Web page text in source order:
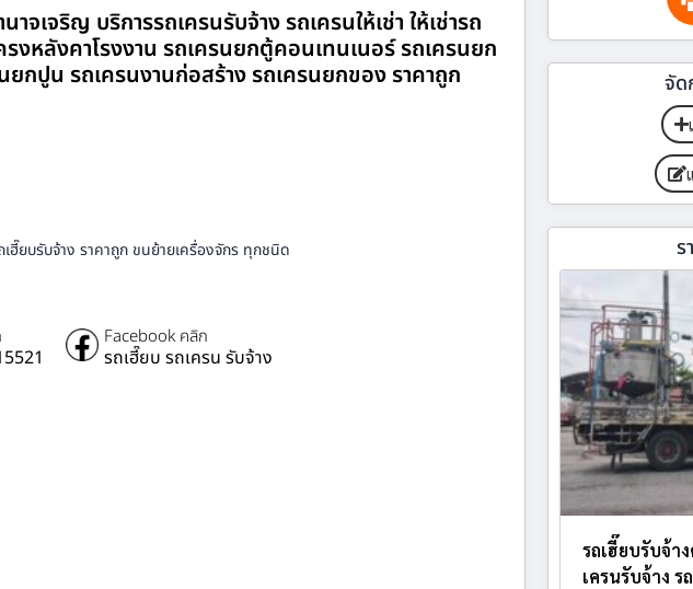
จเจริญ บริการรถเครนรับจ้าง รถเครนให้เช่า ให้เช่ารถ
รงหลังคาโรงงาน รถเครนยกตู้คอนเทนเนอร์ รถเครนยก
ยกปูน รถเครนงานก่อสร้าง รถเครนยกของ ราคาถูก
ฮี๊ยบรับจ้าง ราคาถูก ขนย้ายเครื่องจักร ทุกชนิด
Facebook คลิก
รถเฮี๊ยบ รถเครน รับจ้าง
จัด
ร
รถเฮี๊ยบรับจ้า
เครนรับจ้าง ร